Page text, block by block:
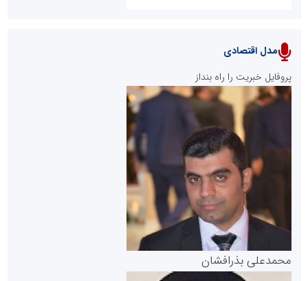
پایگاه خبری نهضت ملی مسکن
پایگاه خبری گفتمان یزد
سازمان بورس و اوراق بهادار
مرجع اخبار موثق در بازارسرمایه
مدل اقتصادی
پروفایل خبریت را راه بنداز
محمدعلی بذرافشان